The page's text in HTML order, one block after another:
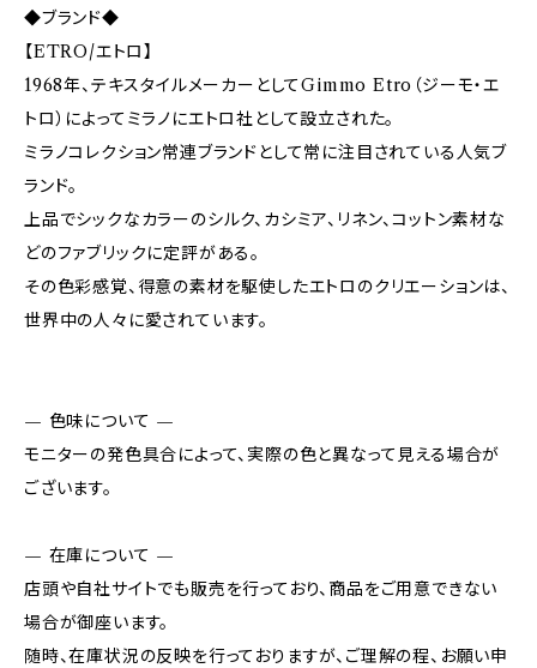
◆ブランド◆
【ETRO/エトロ】
1968年、テキスタイルメーカーとしてGimmo Etro（ジーモ・エ
トロ）によってミラノにエトロ社として設立された。
ミラノコレクション常連ブランドとして常に注目されている人気ブ
ランド。
上品でシックなカラーのシルク、カシミア、リネン、コットン素材な
どのファブリックに定評がある。
その色彩感覚、得意の素材を駆使したエトロのクリエーションは、
世界中の人々に愛されています。
— 色味について —
モニターの発色具合によって、実際の色と異なって見える場合が
ございます。
— 在庫について —
店頭や自社サイトでも販売を行っており、商品をご用意できない
場合が御座います。
随時、在庫状況の反映を行っておりますが、ご理解の程、お願い申